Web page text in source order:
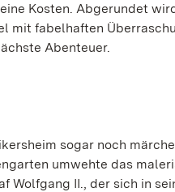
Kosten. Abgerundet
mit fabelhaften
Abenteuer.
sogar noch
umwehte das
Wolfgang II., der sich in